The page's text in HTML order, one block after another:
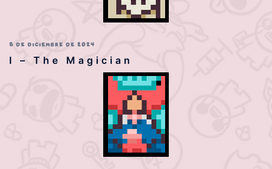
8 DE DICIEMBRE DE 2024
I – The Magician